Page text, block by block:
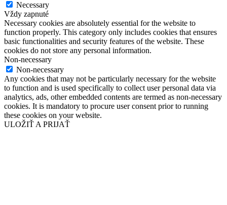
Necessary
Vždy zapnuté
Necessary cookies are absolutely essential for the website to
function properly. This category only includes cookies that ensures
basic functionalities and security features of the website. These
cookies do not store any personal information.
Non-necessary
Non-necessary
Any cookies that may not be particularly necessary for the website
to function and is used specifically to collect user personal data via
analytics, ads, other embedded contents are termed as non-necessary
cookies. It is mandatory to procure user consent prior to running
these cookies on your website.
ULOŽIŤ A PRIJAŤ